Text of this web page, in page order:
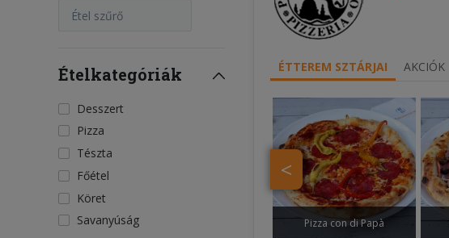
Étel szűrő
Ételkategóriák
Desszert
Pizza
Tészta
Főétel
Köret
Savanyúság
ÉTTEREM SZTÁRJAI AKCIÓK
<
Pizza con di Papà